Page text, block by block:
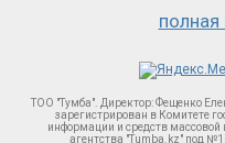
полная
ТОО "Тумба". Директор: Фещенко
зарегистрирован в Комитете
информации и средств
агентства "Tumba.kz" под